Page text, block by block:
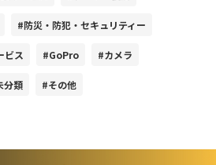
#防災・防犯・セキュリティー
ビス #GoPro #カメラ
分類 #その他